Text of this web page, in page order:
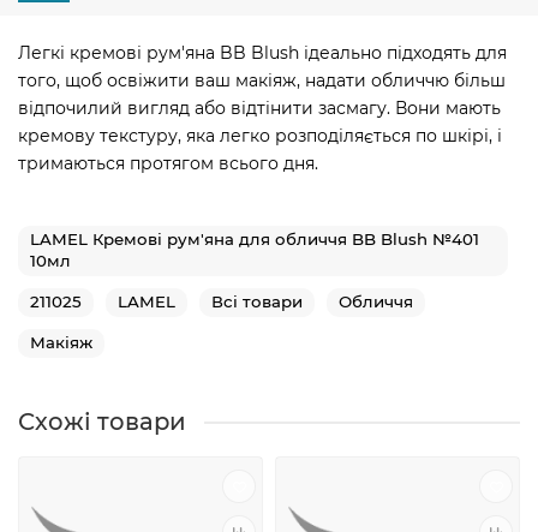
Легкі кремові рум'яна BB Blush ідеально підходять для
того, щоб освіжити ваш макіяж, надати обличчю більш
відпочилий вигляд або відтінити засмагу. Вони мають
кремову текстуру, яка легко розподіляється по шкірі, і
тримаються протягом всього дня.
LAMEL Кремові рум'яна для обличчя BB Blush №401
10мл
211025 LAMEL Всі товари Обличчя
Макіяж
Схожі товари